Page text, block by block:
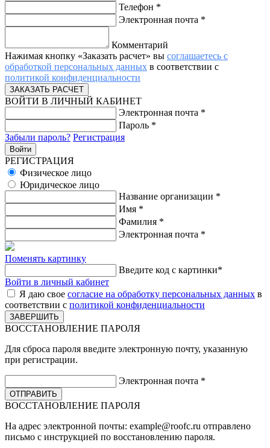
Телефон *
Электронная почта *
Комментарий
Нажимая кнопку «Заказать расчет» вы соглашаетесь с
обработкой персональных данных в соответствии с
политикой конфиденциальности
ВОЙТИ В ЛИЧНЫЙ КАБИНЕТ
Электронная почта *
Пароль *
Забыли пароль? Регистрация
РЕГИСТРАЦИЯ
Физическое лицо
Юридическое лицо
Название организации *
Имя *
Фамилия *
Электронная почта *
Поменять картинку
Введите код с картинки*
Войти в личный кабинет
Я даю свое согласие на обработку персональных данных в
соответствии с политикой конфиденциальности
ВОССТАНОВЛЕНИЕ ПАРОЛЯ
Для сброса пароля введите электронную почту, указанную
при регистрации.
Электронная почта *
ВОССТАНОВЛЕНИЕ ПАРОЛЯ
На адрес электронной почты: example@roofc.ru отправлено
письмо с инструкцией по восстановлению пароля.